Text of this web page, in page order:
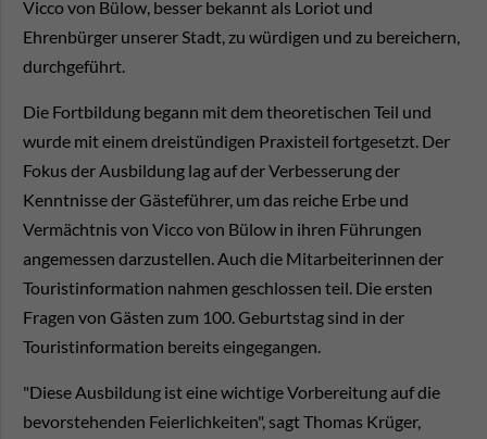
Vicco von Bülow, besser bekannt als Loriot und
Ehrenbürger unserer Stadt, zu würdigen und zu bereichern,
durchgeführt.
Die Fortbildung begann mit dem theoretischen Teil und
wurde mit einem dreistündigen Praxisteil fortgesetzt. Der
Fokus der Ausbildung lag auf der Verbesserung der
Kenntnisse der Gästeführer, um das reiche Erbe und
Vermächtnis von Vicco von Bülow in ihren Führungen
angemessen darzustellen. Auch die Mitarbeiterinnen der
Touristinformation nahmen geschlossen teil. Die ersten
Fragen von Gästen zum 100. Geburtstag sind in der
Touristinformation bereits eingegangen.
"Diese Ausbildung ist eine wichtige Vorbereitung auf die
bevorstehenden Feierlichkeiten", sagt Thomas Krüger,